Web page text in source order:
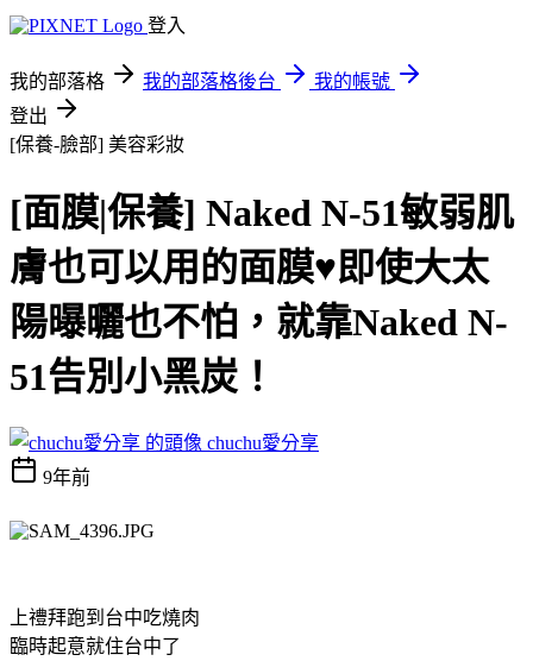
登入
我的部落格 我的部落格後台
我的帳號
登出
[保養-臉部] 美容彩妝
[面膜|保養] Naked N-51敏弱肌
膚也可以用的面膜♥即使大太
陽曝曬也不怕，就靠Naked N-
51告別小黑炭！
chuchu愛分享
9年前
上禮拜跑到台中吃燒肉
臨時起意就住台中了